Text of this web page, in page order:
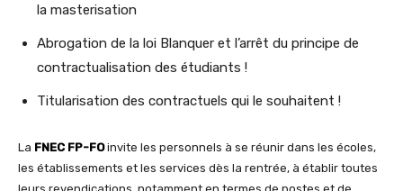
la masterisation
Abrogation de la loi Blanquer et l’arrêt du principe de
contractualisation des étudiants !
Titularisation des contractuels qui le souhaitent !
La FNEC FP-FOinvite les personnels à se réunir dans les écoles,
les établissements et les services dès la rentrée, à établir toutes